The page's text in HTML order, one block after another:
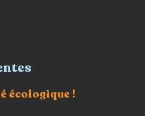
écologique !